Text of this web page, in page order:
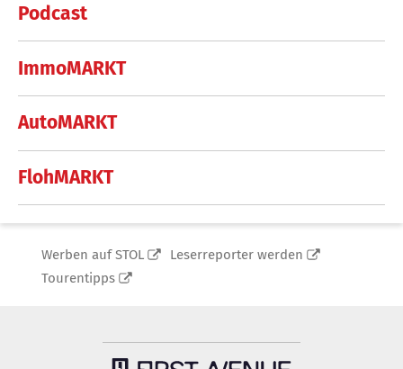
Podcast
ImmoMARKT
AutoMARKT
FlohMARKT
Werben auf STOL
Leserreporter werden
Tourentipps